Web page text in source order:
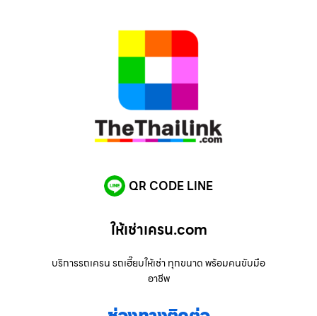
QR CODE LINE
ให้เช่าเครน.com
บริการรถเครน รถเฮี๊ยบให้เช่า ทุกขนาด พร้อมคนขับมือ
อาชีพ